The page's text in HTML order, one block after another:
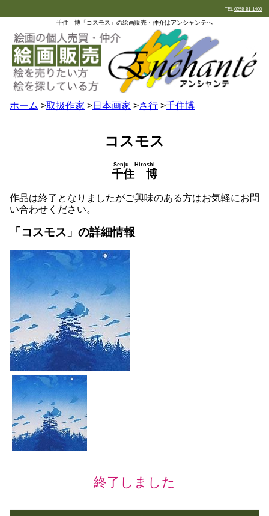
TEL 0258-81-1400
千住 博「コスモス」の絵画販売・仲介はアンシャンテへ
ホーム >取扱作家 >日本画家 >さ行 >千住博
コスモス
千住 博
Senju Hiroshi
作品は終了となりましたがご興味のある方はお気軽にお問
い合わせください。
「コスモス」の詳細情報
終了しました